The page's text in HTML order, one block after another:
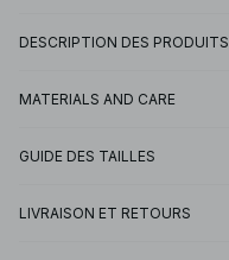
DESCRIPTION DES PRODUITS
MATERIALS AND CARE
GUIDE DES TAILLES
LIVRAISON ET RETOURS